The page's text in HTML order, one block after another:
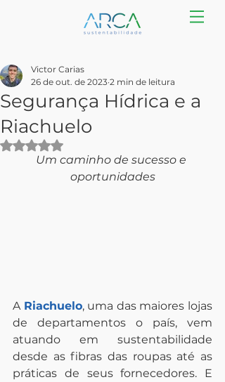
Segurança Hídrica e a
Riachuelo
Victor Carias
26 de out. de 2023 2 min de leitura
Avaliado com NaN de 5 estrelas.
Um caminho de sucesso e
oportunidades
A Riachuelo, uma das maiores lojas
de departamentos o país, vem
atuando em sustentabilidade
desde as fibras das roupas até as
práticas de seus fornecedores. E